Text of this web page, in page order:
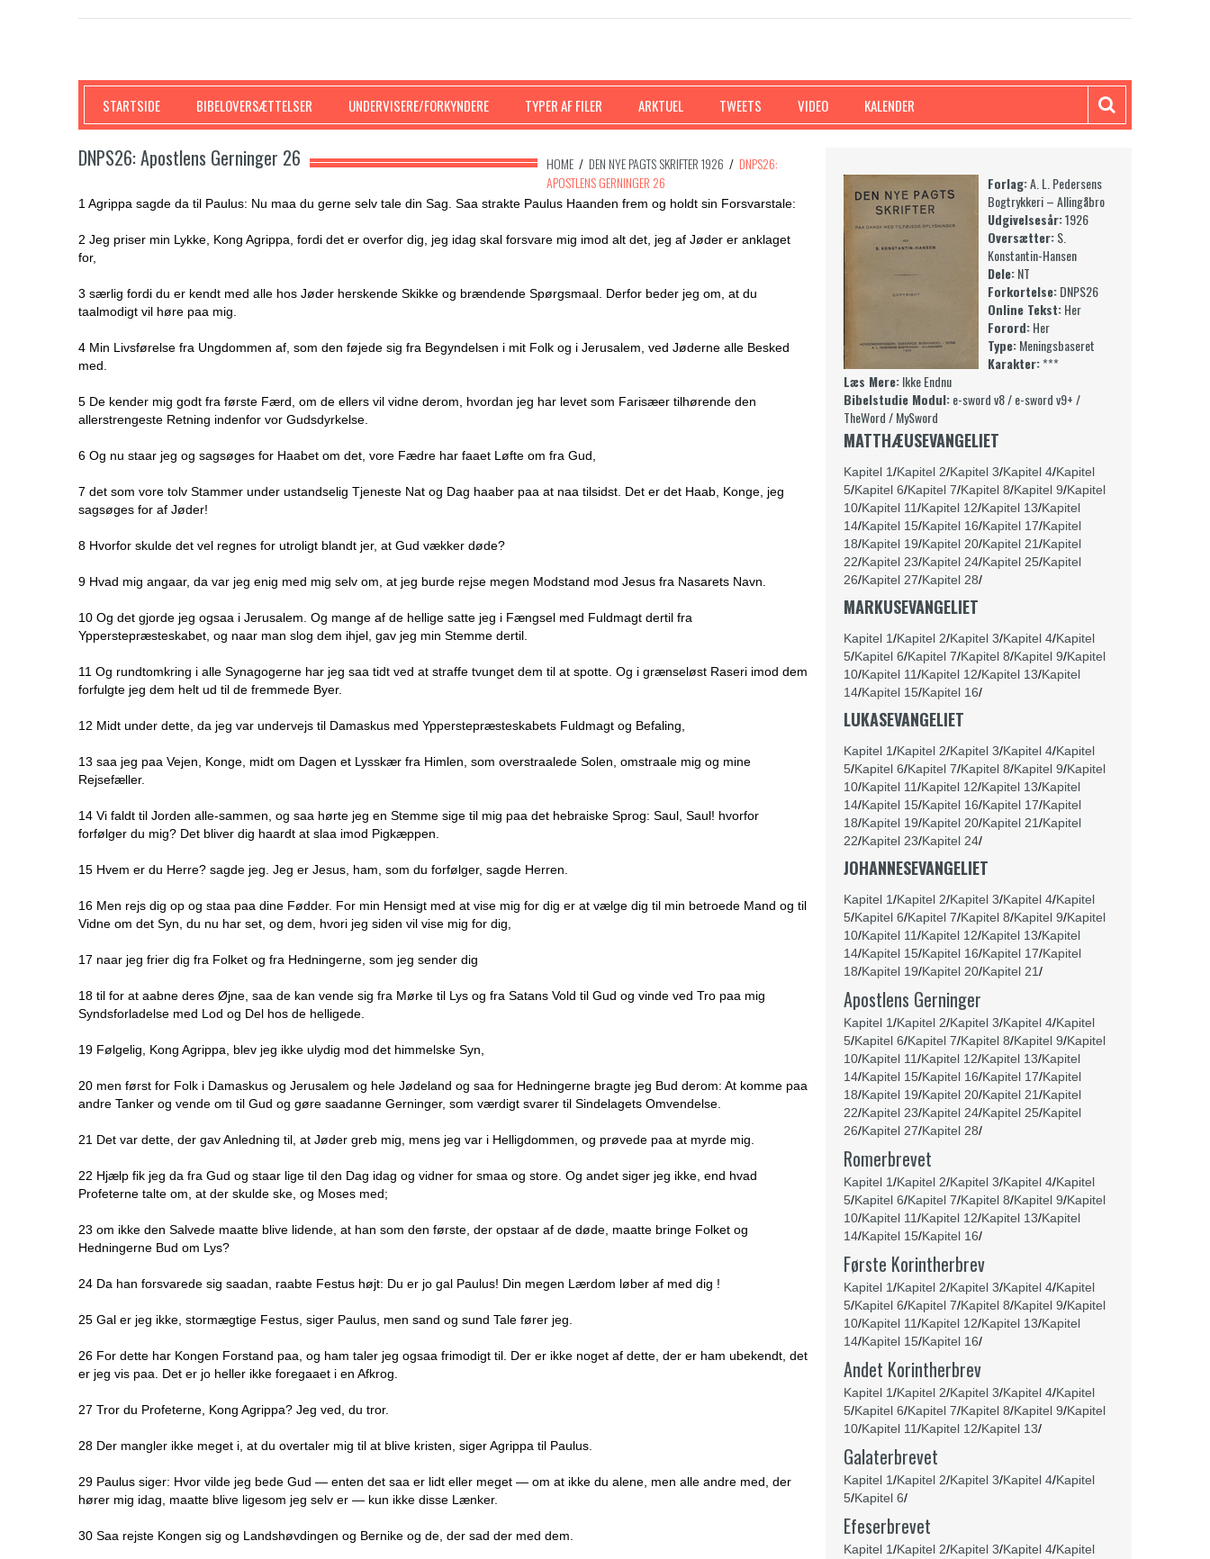
SKRIFTEN
STARTSIDE BIBELOVERSÆTTELSER UNDERVISERE/FORKYNDERE TYPER AF FILER ARKTUEL TWEETS VIDEO KALENDER
HOME / DEN NYE PAGTS SKRIFTER 1926 / DNPS26:
APOSTLENS GERNINGER 26
DNPS26: Apostlens Gerninger 26
1 Agrippa sagde da til Paulus: Nu maa du gerne selv tale din Sag. Saa strakte Paulus Haanden frem og holdt sin Forsvarstale:
2 Jeg priser min Lykke, Kong Agrippa, fordi det er overfor dig, jeg idag skal forsvare mig imod alt det, jeg af Jøder er anklaget
for,
3 særlig fordi du er kendt med alle hos Jøder herskende Skikke og brændende Spørgsmaal. Derfor beder jeg om, at du
taalmodigt vil høre paa mig.
4 Min Livsførelse fra Ungdommen af, som den føjede sig fra Begyndelsen i mit Folk og i Jerusalem, ved Jøderne alle Besked
med.
5 De kender mig godt fra første Færd, om de ellers vil vidne derom, hvordan jeg har levet som Farisæer tilhørende den
allerstrengeste Retning indenfor vor Gudsdyrkelse.
6 Og nu staar jeg og sagsøges for Haabet om det, vore Fædre har faaet Løfte om fra Gud,
7 det som vore tolv Stammer under ustandselig Tjeneste Nat og Dag haaber paa at naa tilsidst. Det er det Haab, Konge, jeg
sagsøges for af Jøder!
8 Hvorfor skulde det vel regnes for utroligt blandt jer, at Gud vækker døde?
9 Hvad mig angaar, da var jeg enig med mig selv om, at jeg burde rejse megen Modstand mod Jesus fra Nasarets Navn.
10 Og det gjorde jeg ogsaa i Jerusalem. Og mange af de hellige satte jeg i Fængsel med Fuldmagt dertil fra
Ypperstepræsteskabet, og naar man slog dem ihjel, gav jeg min Stemme dertil.
11 Og rundtomkring i alle Synagogerne har jeg saa tidt ved at straffe tvunget dem til at spotte. Og i grænseløst Raseri imod dem
forfulgte jeg dem helt ud til de fremmede Byer.
12 Midt under dette, da jeg var undervejs til Damaskus med Ypperstepræsteskabets Fuldmagt og Befaling,
13 saa jeg paa Vejen, Konge, midt om Dagen et Lysskær fra Himlen, som overstraalede Solen, omstraale mig og mine
Rejsefæller.
14 Vi faldt til Jorden alle-sammen, og saa hørte jeg en Stemme sige til mig paa det hebraiske Sprog: Saul, Saul! hvorfor
forfølger du mig? Det bliver dig haardt at slaa imod Pigkæppen.
15 Hvem er du Herre? sagde jeg. Jeg er Jesus, ham, som du forfølger, sagde Herren.
16 Men rejs dig op og staa paa dine Fødder. For min Hensigt med at vise mig for dig er at vælge dig til min betroede Mand og til
Vidne om det Syn, du nu har set, og dem, hvori jeg siden vil vise mig for dig,
17 naar jeg frier dig fra Folket og fra Hedningerne, som jeg sender dig
18 til for at aabne deres Øjne, saa de kan vende sig fra Mørke til Lys og fra Satans Vold til Gud og vinde ved Tro paa mig
Syndsforladelse med Lod og Del hos de helligede.
19 Følgelig, Kong Agrippa, blev jeg ikke ulydig mod det himmelske Syn,
20 men først for Folk i Damaskus og Jerusalem og hele Jødeland og saa for Hedningerne bragte jeg Bud derom: At komme paa
andre Tanker og vende om til Gud og gøre saadanne Gerninger, som værdigt svarer til Sindelagets Omvendelse.
21 Det var dette, der gav Anledning til, at Jøder greb mig, mens jeg var i Helligdommen, og prøvede paa at myrde mig.
22 Hjælp fik jeg da fra Gud og staar lige til den Dag idag og vidner for smaa og store. Og andet siger jeg ikke, end hvad
Profeterne talte om, at der skulde ske, og Moses med;
23 om ikke den Salvede maatte blive lidende, at han som den første, der opstaar af de døde, maatte bringe Folket og
Hedningerne Bud om Lys?
24 Da han forsvarede sig saadan, raabte Festus højt: Du er jo gal Paulus! Din megen Lærdom løber af med dig !
25 Gal er jeg ikke, stormægtige Festus, siger Paulus, men sand og sund Tale fører jeg.
26 For dette har Kongen Forstand paa, og ham taler jeg ogsaa frimodigt til. Der er ikke noget af dette, der er ham ubekendt, det
er jeg vis paa. Det er jo heller ikke foregaaet i en Afkrog.
27 Tror du Profeterne, Kong Agrippa? Jeg ved, du tror.
28 Der mangler ikke meget i, at du overtaler mig til at blive kristen, siger Agrippa til Paulus.
29 Paulus siger: Hvor vilde jeg bede Gud — enten det saa er lidt eller meget — om at ikke du alene, men alle andre med, der
hører mig idag, maatte blive ligesom jeg selv er — kun ikke disse Lænker.
30 Saa rejste Kongen sig og Landshøvdingen og Bernike og de, der sad der med dem.
Forlag:A. L. Pedersens
Bogtrykkeri – Allingåbro
Udgivelsesår:1926
Oversætter:S.
Konstantin-Hansen
Dele:NT
Forkortelse:DNPS26
Online Tekst:Her
Forord:Her
Type:Meningsbaseret
Karakter:***
Læs Mere:Ikke Endnu
Bibelstudie Modul:e-sword v8/e-sword v9+/
TheWord/MySword
MATTHÆUSEVANGELIET
Kapitel 1/Kapitel 2/Kapitel 3/Kapitel 4/Kapitel
5/Kapitel 6/Kapitel 7/Kapitel 8/Kapitel 9/Kapitel
10/Kapitel 11/Kapitel 12/Kapitel 13/Kapitel
14/Kapitel 15/Kapitel 16/Kapitel 17/Kapitel
18/Kapitel 19/Kapitel 20/Kapitel 21/Kapitel
22/Kapitel 23/Kapitel 24/Kapitel 25/Kapitel
26/Kapitel 27/Kapitel 28/
MARKUSEVANGELIET
Kapitel 1/Kapitel 2/Kapitel 3/Kapitel 4/Kapitel
5/Kapitel 6/Kapitel 7/Kapitel 8/Kapitel 9/Kapitel
10/Kapitel 11/Kapitel 12/Kapitel 13/Kapitel
14/Kapitel 15/Kapitel 16/
LUKASEVANGELIET
Kapitel 1/Kapitel 2/Kapitel 3/Kapitel 4/Kapitel
5/Kapitel 6/Kapitel 7/Kapitel 8/Kapitel 9/Kapitel
10/Kapitel 11/Kapitel 12/Kapitel 13/Kapitel
14/Kapitel 15/Kapitel 16/Kapitel 17/Kapitel
18/Kapitel 19/Kapitel 20/Kapitel 21/Kapitel
22/Kapitel 23/Kapitel 24/
JOHANNESEVANGELIET
Kapitel 1/Kapitel 2/Kapitel 3/Kapitel 4/Kapitel
5/Kapitel 6/Kapitel 7/Kapitel 8/Kapitel 9/Kapitel
10/Kapitel 11/Kapitel 12/Kapitel 13/Kapitel
14/Kapitel 15/Kapitel 16/Kapitel 17/Kapitel
18/Kapitel 19/Kapitel 20/Kapitel 21/
Apostlens Gerninger
Kapitel 1/Kapitel 2/Kapitel 3/Kapitel 4/Kapitel
5/Kapitel 6/Kapitel 7/Kapitel 8/Kapitel 9/Kapitel
10/Kapitel 11/Kapitel 12/Kapitel 13/Kapitel
14/Kapitel 15/Kapitel 16/Kapitel 17/Kapitel
18/Kapitel 19/Kapitel 20/Kapitel 21/Kapitel
22/Kapitel 23/Kapitel 24/Kapitel 25/Kapitel
26/Kapitel 27/Kapitel 28/
Romerbrevet
Kapitel 1/Kapitel 2/Kapitel 3/Kapitel 4/Kapitel
5/Kapitel 6/Kapitel 7/Kapitel 8/Kapitel 9/Kapitel
10/Kapitel 11/Kapitel 12/Kapitel 13/Kapitel
14/Kapitel 15/Kapitel 16/
Første Korintherbrev
Kapitel 1/Kapitel 2/Kapitel 3/Kapitel 4/Kapitel
5/Kapitel 6/Kapitel 7/Kapitel 8/Kapitel 9/Kapitel
10/Kapitel 11/Kapitel 12/Kapitel 13/Kapitel
14/Kapitel 15/Kapitel 16/
Andet Korintherbrev
Kapitel 1/Kapitel 2/Kapitel 3/Kapitel 4/Kapitel
5/Kapitel 6/Kapitel 7/Kapitel 8/Kapitel 9/Kapitel
10/Kapitel 11/Kapitel 12/Kapitel 13/
Galaterbrevet
Kapitel 1/Kapitel 2/Kapitel 3/Kapitel 4/Kapitel
5/Kapitel 6/
Efeserbrevet
Kapitel 1/Kapitel 2/Kapitel 3/Kapitel 4/Kapitel